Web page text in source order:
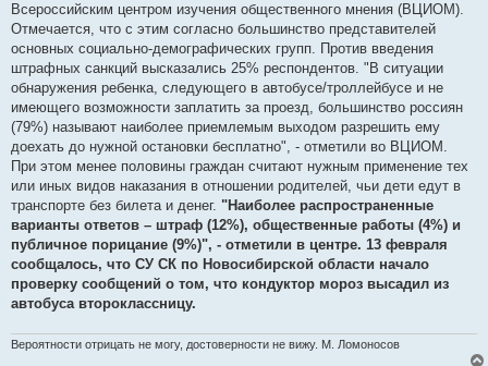
Всероссийским центром изучения общественного мнения (ВЦИОМ).
Отмечается, что с этим согласно большинство представителей
основных социально-демографических групп. Против введения
штрафных санкций высказались 25% респондентов. "В ситуации
обнаружения ребенка, следующего в автобусе/троллейбусе и не
имеющего возможности заплатить за проезд, большинство россиян
(79%) называют наиболее приемлемым выходом разрешить ему
доехать до нужной остановки бесплатно", - отметили во ВЦИОМ.
При этом менее половины граждан считают нужным применение тех
или иных видов наказания в отношении родителей, чьи дети едут в
транспорте без билета и денег. "Наиболее распространенные
варианты ответов – штраф (12%), общественные работы (4%) и
публичное порицание (9%)", - отметили в центре. 13 февраля
сообщалось, что СУ СК по Новосибирской области начало
проверку сообщений о том, что кондуктор мороз высадил из
автобуса второклассницу.
Вероятности отрицать не могу, достоверности не вижу. М. Ломоносов